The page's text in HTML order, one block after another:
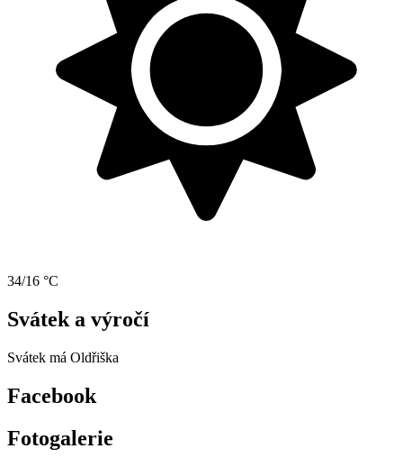
34/16 °C
Svátek a výročí
Svátek má Oldřiška
Facebook
Fotogalerie